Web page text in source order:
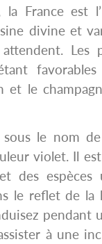
la France est
divine et
Les
et le
le nom
violet. Il
des espèces
le reflet de la
pendant
à une